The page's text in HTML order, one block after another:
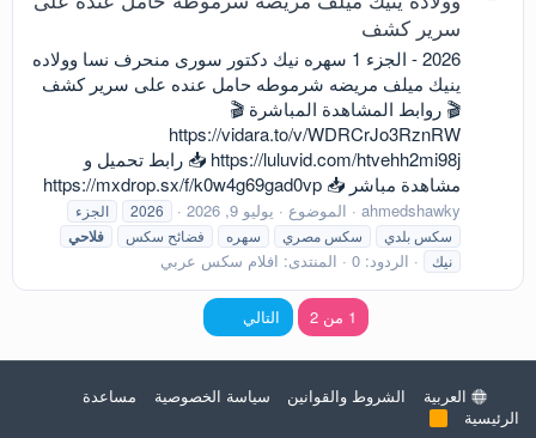
سرير كشف
2026 - الجزء 1 سهره نيك دكتور سورى منحرف نسا وولاده
ينيك ميلف مريضه شرموطه حامل عنده على سرير كشف
🎬 روابط المشاهدة المباشرة 🎬
https://vidara.to/v/WDRCrJo3RznRW
https://luluvid.com/htvehh2mi98j 📥 رابط تحميل و
مشاهدة مباشر 📥 https://mxdrop.sx/f/k0w4g69gad0vp
ahmedshawky الموضوع يوليو 9, 2026 2026
الجزء
سكس بلدي
سكس مصري سهره فضائح سكس فلاحي
نيك الردود: 0 المنتدى: افلام سكس عربي
1 من 2 التالي
العربية الشروط والقوانين سياسة الخصوصية
مساعدة
الرئيسية
R
S